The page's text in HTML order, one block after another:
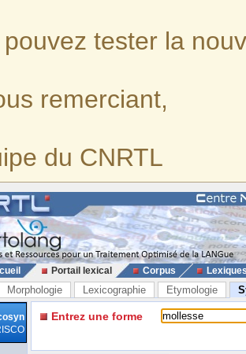
pouvez tester la
remerciant,
du CNRTL
Portail lexical Corpus
Morphologie Lexicographie Etymologie
Entrez une forme